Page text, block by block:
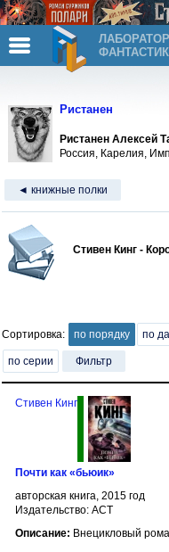
Ристанен
Ристанен Алексей
Россия, Карелия,
◄ книжные полки
Стивен Кинг -
Сортировка: по порядку по
по серии Фильтр
Стивен Кинг
Почти как «бьюик»
авторская книга, 2015 год
Издательство: АСТ
Описание: Внецикловый